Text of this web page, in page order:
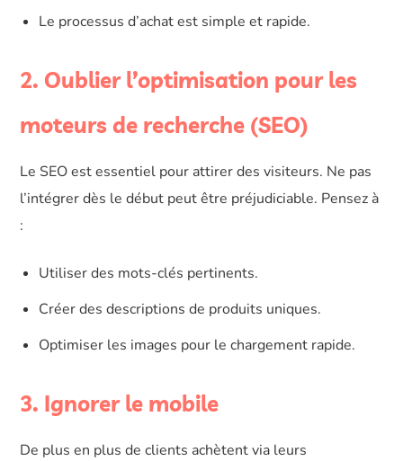
Le processus d’achat est simple et rapide.
2. Oublier l’optimisation pour les
moteurs de recherche (SEO)
Le SEO est essentiel pour attirer des visiteurs. Ne pas
l’intégrer dès le début peut être préjudiciable. Pensez à
:
Utiliser des mots-clés pertinents.
Créer des descriptions de produits uniques.
Optimiser les images pour le chargement rapide.
3. Ignorer le mobile
De plus en plus de clients achètent via leurs